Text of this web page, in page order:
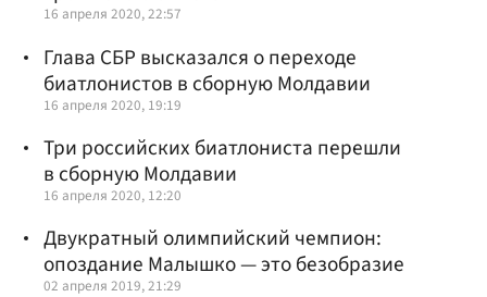
16 апреля 2020, 22:57
Глава СБР высказался о переходе
биатлонистов в сборную Молдавии
16 апреля 2020, 19:19
Три российских биатлониста перешли
в сборную Молдавии
16 апреля 2020, 12:20
Двукратный олимпийский чемпион:
опоздание Малышко — это безобразие
02 апреля 2019, 21:29